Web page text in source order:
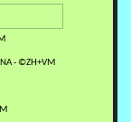
- ©ZH+VM